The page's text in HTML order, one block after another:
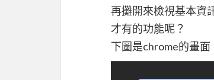
再攤開來檢視基本資
才有的功能呢？
下圖是chrome的畫面